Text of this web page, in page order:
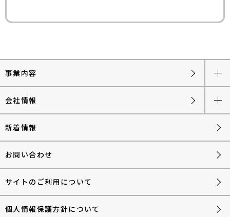
事業内容
会社情報
新着情報
お問い合わせ
サイトのご利用について
個人情報保護方針について